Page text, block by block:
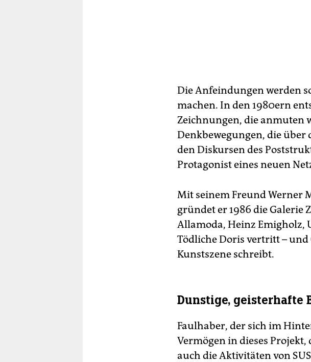
Die Anfeindungen werden
machen. In den 1980ern
Zeichnungen, die anmuten
Denkbewegungen, die über
den Diskursen des
Protagonist eines neuen
Mit seinem Freund Werner
gründet er 1986 die Galerie
Allamoda, Heinz Emigholz,
Tödliche Doris vertritt –
Kunstszene schreibt.
Dunstige, geisterhafte
Faulhaber, der sich im
Vermögen in dieses
auch die Aktivitäten von